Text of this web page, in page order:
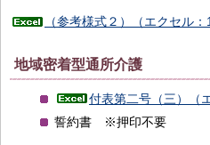
（参考様式２）（エクセル：
地域密着型通所介護
付表第二号（三）（
誓約書 ※押印不要